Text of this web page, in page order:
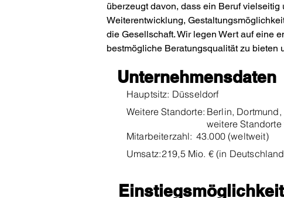
überzeugt davon, dass ein Beruf
Weiterentwicklung,
die Gesellschaft. Wir legen Wert auf eine
bestmögliche Beratungsqualität zu bieten
Unternehmensdaten
Hauptsitz: Düsseldorf
Weitere Standorte: Berlin,
weitere
Mitarbeiterzahl: 43.000 (weltweit)
Umsatz:219,5 Mio. € (in